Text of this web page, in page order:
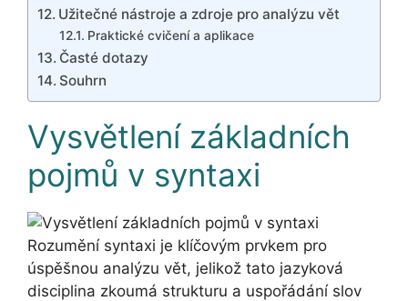
Užitečné nástroje a zdroje pro analýzu vět
Praktické cvičení a aplikace
Časté dotazy
Souhrn
Vysvětlení základních
pojmů v syntaxi
Rozumění syntaxi je klíčovým prvkem pro
úspěšnou analýzu vět, jelikož tato jazyková
disciplina zkoumá strukturu a uspořádání slov